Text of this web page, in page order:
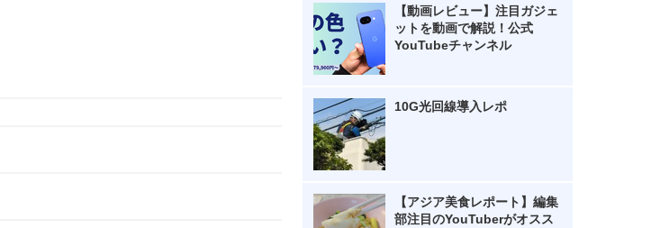
【動画レビュー】注目ガジェ
ットを動画で解説！公式
YouTubeチャンネル
10G光回線導入レポ
【アジア美食レポート】編集
部注目のYouTuberがオスス